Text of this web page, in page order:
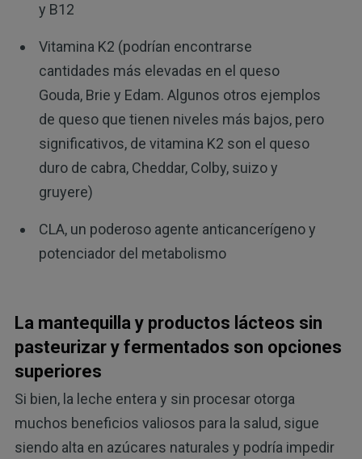
y B12
Vitamina K2 (podrían encontrarse
cantidades más elevadas en el queso
Gouda, Brie y Edam. Algunos otros ejemplos
de queso que tienen niveles más bajos, pero
significativos, de vitamina K2 son el queso
duro de cabra, Cheddar, Colby, suizo y
gruyere)
CLA, un poderoso agente anticancerígeno y
potenciador del metabolismo
La mantequilla y productos lácteos sin
pasteurizar y fermentados son opciones
superiores
Si bien, la leche entera y sin procesar otorga
muchos beneficios valiosos para la salud, sigue
siendo alta en azúcares naturales y podría impedir